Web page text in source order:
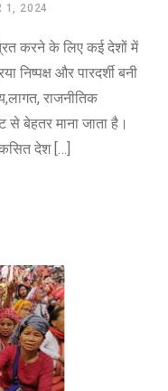
1, 2024
करने के लिए कई देशों में
निष्पक्ष और पारदर्शी बनी
राजनीतिक
से बेहतर माना जाता है।
देश […]